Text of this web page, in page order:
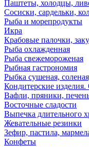
Паштеты, холодцы,
Сосиски, сардельки,
Рыба и морепродукты
Икра
Крабовые палочки,
Рыба охлажденная
Рыба свежемороженая
Рыбная гастрономия
Рыбка сушеная,
Кондитерские изделия.
Вафли, пряники,
Восточные сладости
Выпечка длительного
Жевательные резинки
Зефир, пастила,
Конфеты